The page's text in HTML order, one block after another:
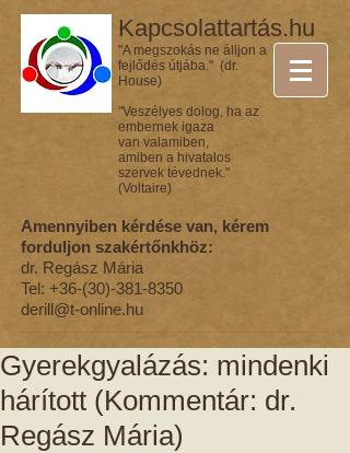
Kapcsolattartás.hu
"A megszokás ne álljon a
fejlődés útjába." (dr.
House)
"Veszélyes dolog, ha az
embernek igaza
van valamiben,
amiben a hivatalos
szervek tévednek."
(Voltaire)
Amennyiben kérdése van, kérem
forduljon szakértőnkhöz:
dr. Regász Mária
Tel: +36-(30)-381-8350
derill@t-online.hu
Gyerekgyalázás: mindenki
hárított (Kommentár: dr.
Regász Mária)